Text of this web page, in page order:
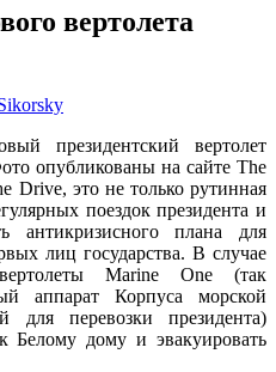
вертолета
президентский вертолет
опубликованы на сайте The
Drive, это не только рутинная
поездок президента и
плана для
лиц государства. В случае
Marine One (так
аппарат Корпуса морской
перевозки президента)
Белому дому и эвакуировать